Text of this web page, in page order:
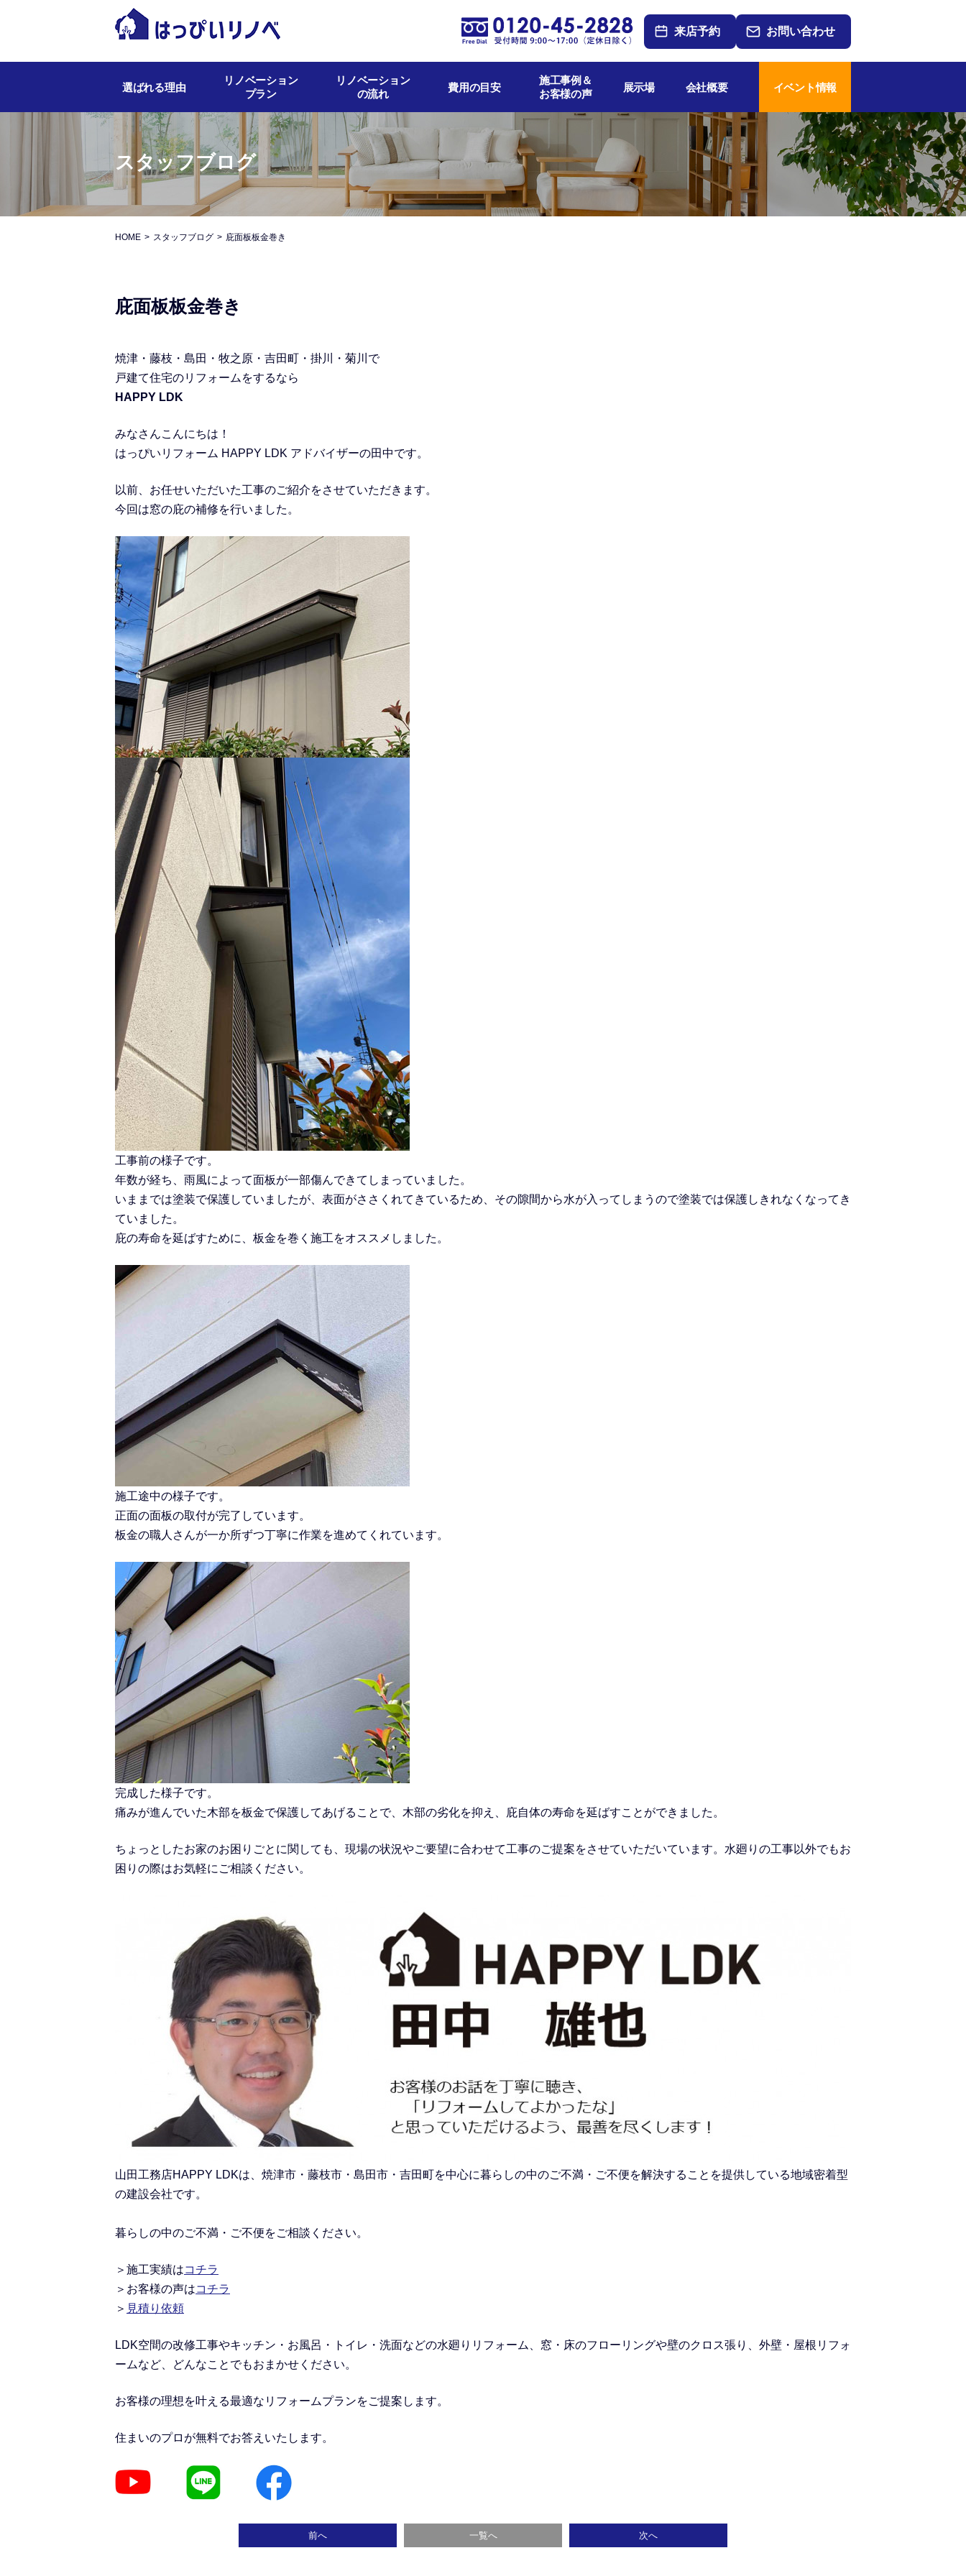
来店予約 お問い合わせ
選ばれる理由
リノベーション
プラン
リノベーション
の流れ
費用の目安
施工事例＆
お客様の声
展示場 会社概要 イベント情報
スタッフブログ
HOME スタッフブログ 庇面板板金巻き
庇面板板金巻き
焼津・藤枝・島田・牧之原・吉田町・掛川・菊川で
戸建て住宅のリフォームをするなら
HAPPY LDK
みなさんこんにちは！
はっぴいリフォーム HAPPY LDK アドバイザーの田中です。
以前、お任せいただいた工事のご紹介をさせていただきます。
今回は窓の庇の補修を行いました。
工事前の様子です。
年数が経ち、雨風によって面板が一部傷んできてしまっていました。
いままでは塗装で保護していましたが、表面がささくれてきているため、その隙間から水が入ってしまうので塗装では保護しきれなくなってき
ていました。
庇の寿命を延ばすために、板金を巻く施工をオススメしました。
施工途中の様子です。
正面の面板の取付が完了しています。
板金の職人さんが一か所ずつ丁寧に作業を進めてくれています。
完成した様子です。
痛みが進んでいた木部を板金で保護してあげることで、木部の劣化を抑え、庇自体の寿命を延ばすことができました。
ちょっとしたお家のお困りごとに関しても、現場の状況やご要望に合わせて工事のご提案をさせていただいています。水廻りの工事以外でもお
困りの際はお気軽にご相談ください。
山田工務店HAPPY LDKは、焼津市・藤枝市・島田市・吉田町を中心に暮らしの中のご不満・ご不便を解決することを提供している地域密着型
の建設会社です。
暮らしの中のご不満・ご不便をご相談ください。
＞施工実績はコチラ
＞ お客様の声はコチラ
＞ 見積り依頼
LDK空間の改修工事やキッチン・お風呂・トイレ・洗面などの水廻りリフォーム
、窓・床のフローリングや壁のクロス張り、外壁・屋根リフォ
ームなど、どんなことでもおまかせください。
お客様の理想を叶える最適なリフォームプランをご提案します。
住まいのプロが無料でお答えいたします。
前へ 一覧へ 次へ